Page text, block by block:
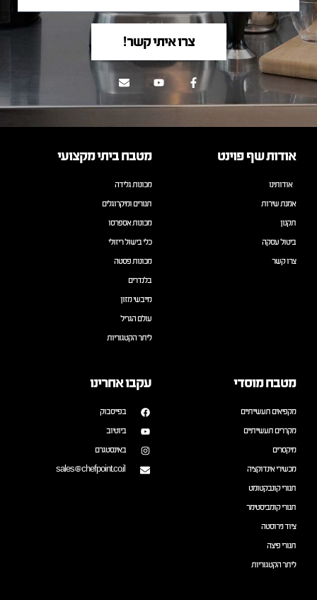
צרו איתי קשר!
אודות שף פוינט
אודותינו
אמנת שירות
תקנון
ביטול עסקה
צרו קשר
מטבח ביתי מקצועי
מכונות גלידה
תנורים ומיקרוגלים
מכונות אספרסו
כלי בישול ריזולי
מכונות פסטה
בלנדרים
מייבשי מזון
עולם הגריל
ליתר הקטגוריות
מטבח מוסדי
מקפיאים תעשייתיים
מקררים תעשייתיים
מיקסרים
מכשירי אינדוקציה
תנורי קונבקטומט
תנורי קומביסטימר
ציוד נירוסטה
תנורי פיצה
ליתר הקטגוריות
עקבו אחרינו
בפייסבוק
ביוטיוב
באינסטגרם
sales@chefpoint.co.il